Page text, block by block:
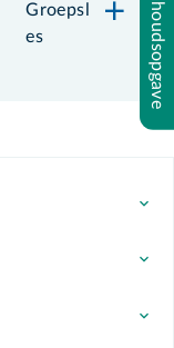
Inhoudsopgave
Groepsl
es